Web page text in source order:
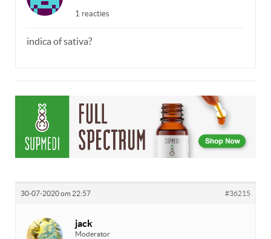
1 reacties
indica of sativa?
30-07-2020 om 22:57 #36215
jack
Moderator